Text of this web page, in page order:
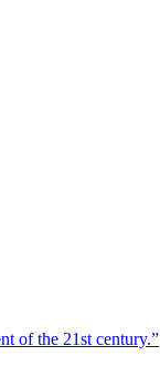
of the 21st century.”